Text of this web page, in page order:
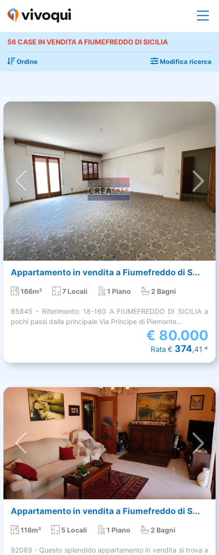
56 CASE IN VENDITA A FIUMEFREDDO DI SICILIA
Ordine Modifica ricerca
Appartamento in vendita a Fiumefreddo di S...
166m² 7 Locali 1 Piano 2 Bagni
85845 - Riferimento: 18-160 A FIUMEFREDDO DI SICILIA a
pochi passi dalla principale Via Principe di Piemonte...
€ 80.000
Rata € 374,41 *
Appartamento in vendita a Fiumefreddo di S...
116m² 5 Locali 1 Piano 2 Bagni
92089 - Questo splendido appartamento in vendita si trova a